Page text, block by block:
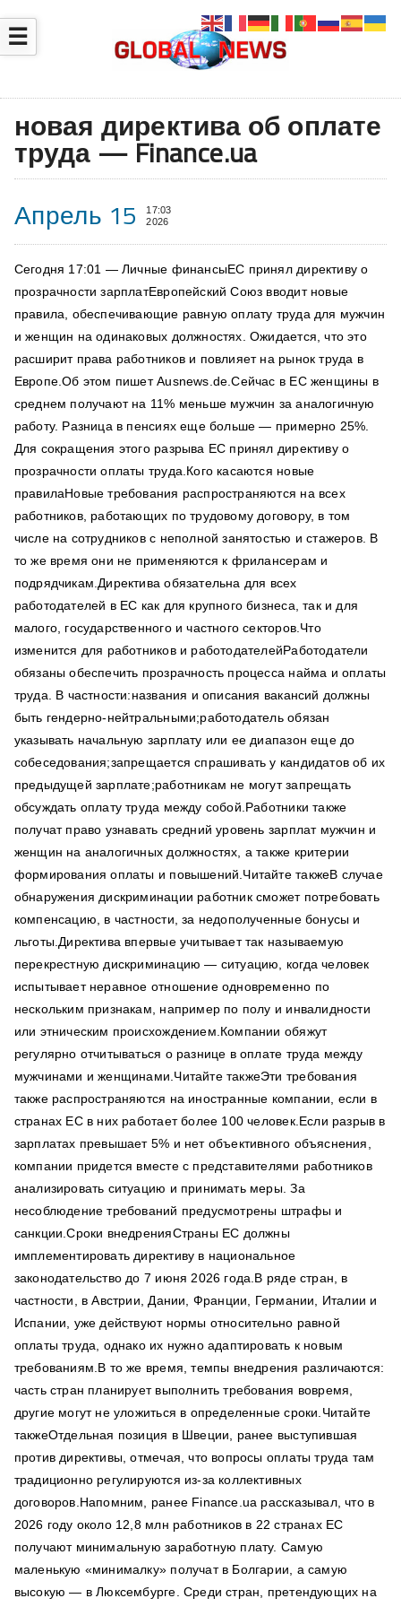
☰
новая директива об оплате
труда — Finance.ua
Апрель 15
17:03
2026
Сегодня 17:01 — Личные финансыЕС принял директиву о
прозрачности зарплатЕвропейский Союз вводит новые
правила, обеспечивающие равную оплату труда для мужчин
и женщин на одинаковых должностях. Ожидается, что это
расширит права работников и повлияет на рынок труда в
Европе.Об этом пишет Ausnews.de.Сейчас в ЕС женщины в
среднем получают на 11% меньше мужчин за аналогичную
работу. Разница в пенсиях еще больше — примерно 25%.
Для сокращения этого разрыва ЕС принял директиву о
прозрачности оплаты труда.Кого касаются новые
правилаНовые требования распространяются на всех
работников, работающих по трудовому договору, в том
числе на сотрудников с неполной занятостью и стажеров. В
то же время они не применяются к фрилансерам и
подрядчикам.Директива обязательна для всех
работодателей в ЕС как для крупного бизнеса, так и для
малого, государственного и частного секторов.Что
изменится для работников и работодателейРаботодатели
обязаны обеспечить прозрачность процесса найма и оплаты
труда. В частности:названия и описания вакансий должны
быть гендерно-нейтральными;работодатель обязан
указывать начальную зарплату или ее диапазон еще до
собеседования;запрещается спрашивать у кандидатов об их
предыдущей зарплате;работникам не могут запрещать
обсуждать оплату труда между собой.Работники также
получат право узнавать средний уровень зарплат мужчин и
женщин на аналогичных должностях, а также критерии
формирования оплаты и повышений.Читайте такжеВ случае
обнаружения дискриминации работник сможет потребовать
компенсацию, в частности, за недополученные бонусы и
льготы.Директива впервые учитывает так называемую
перекрестную дискриминацию — ситуацию, когда человек
испытывает неравное отношение одновременно по
нескольким признакам, например по полу и инвалидности
или этническим происхождением.Компании обяжут
регулярно отчитываться о разнице в оплате труда между
мужчинами и женщинами.Читайте такжеЭти требования
также распространяются на иностранные компании, если в
странах ЕС в них работает более 100 человек.Если разрыв в
зарплатах превышает 5% и нет объективного объяснения,
компании придется вместе с представителями работников
анализировать ситуацию и принимать меры. За
несоблюдение требований предусмотрены штрафы и
санкции.Сроки внедренияСтраны ЕС должны
имплементировать директиву в национальное
законодательство до 7 июня 2026 года.В ряде стран, в
частности, в Австрии, Дании, Франции, Германии, Италии и
Испании, уже действуют нормы относительно равной
оплаты труда, однако их нужно адаптировать к новым
требованиям.В то же время, темпы внедрения различаются:
часть стран планирует выполнить требования вовремя,
другие могут не уложиться в определенные сроки.Читайте
такжеОтдельная позиция в Швеции, ранее выступившая
против директивы, отмечая, что вопросы оплаты труда там
традиционно регулируются из-за коллективных
договоров.Напомним, ранее Finance.ua рассказывал, что в
2026 году около 12,8 млн работников в 22 странах ЕС
получают минимальную заработную плату. Самую
маленькую «минималку» получат в Болгарии, а самую
высокую — в Люксембурге. Среди стран, претендующих на